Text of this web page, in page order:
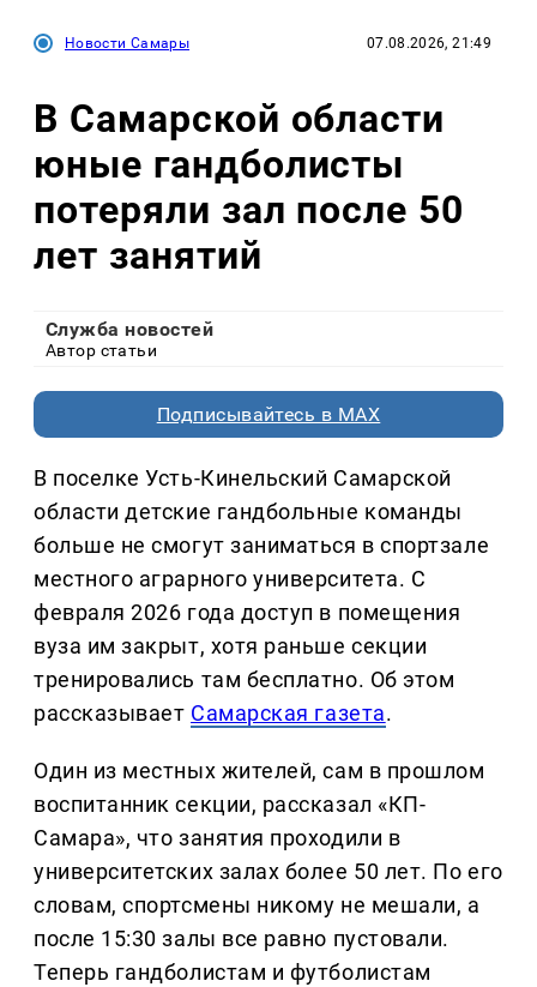
Новости Самары 07.08.2026, 21:49
В Самарской области
юные гандболисты
потеряли зал после 50
лет занятий
Служба новостей
Автор статьи
Подписывайтесь в MAX
В поселке Усть-Кинельский Самарской
области детские гандбольные команды
больше не смогут заниматься в спортзале
местного аграрного университета. С
февраля 2026 года доступ в помещения
вуза им закрыт, хотя раньше секции
тренировались там бесплатно. Об этом
рассказывает Самарская газета.
Один из местных жителей, сам в прошлом
воспитанник секции, рассказал «КП-
Самара», что занятия проходили в
университетских залах более 50 лет. По его
словам, спортсмены никому не мешали, а
после 15:30 залы все равно пустовали.
Теперь гандболистам и футболистам